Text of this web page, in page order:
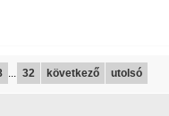
... 32 következő utolsó